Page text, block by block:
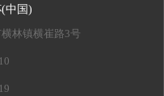
能升降桌
中国)
林镇横崔路3号